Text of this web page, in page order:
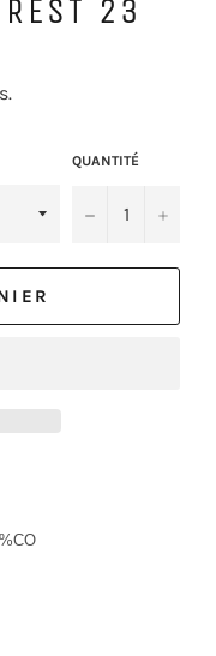
REST 23
QUANTITÉ
− +